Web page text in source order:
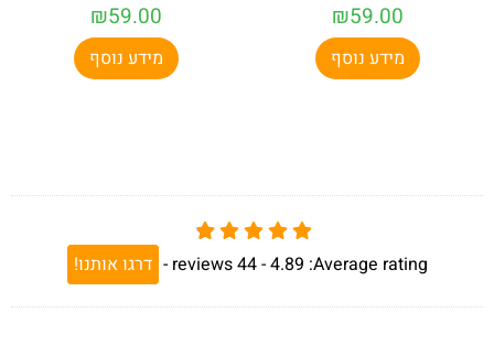
₪59.00
מידע נוסף
₪59.00
מידע נוסף
Average rating:
4.89 -
44
reviews
- דרגו אותנו!